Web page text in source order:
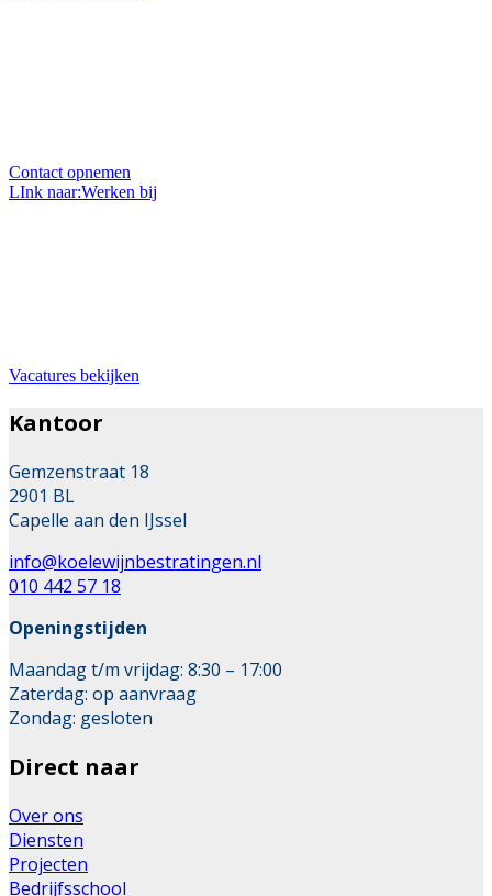
Contact opnemen
LInk naar:Werken bij
Vacatures bekijken
Kantoor
Gemzenstraat 18
2901 BL
Capelle aan den IJssel
info@koelewijnbestratingen.nl
010 442 57 18
Openingstijden
Maandag t/m vrijdag: 8:30 – 17:00
Zaterdag: op aanvraag
Zondag: gesloten
Direct naar
Over ons
Diensten
Projecten
Bedrijfsschool